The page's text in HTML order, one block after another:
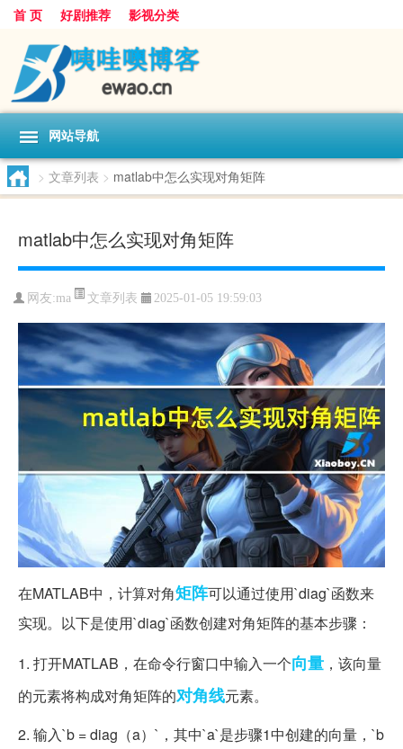
首 页 好剧推荐 影视分类
网站导航
> 文章列表 > matlab中怎么实现对角矩阵
matlab中怎么实现对角矩阵
网友:ma 文章列表 2025-01-05 19:59:03
在MATLAB中，计算对角矩阵可以通过使用`diag`函数来
实现。以下是使用`diag`函数创建对角矩阵的基本步骤：
1. 打开MATLAB，在命令行窗口中输入一个向量 ，该向量
的元素将构成对角矩阵的对角线元素。
2. 输入`b = diag（a）`，其中`a`是步骤1中创建的向量，`b